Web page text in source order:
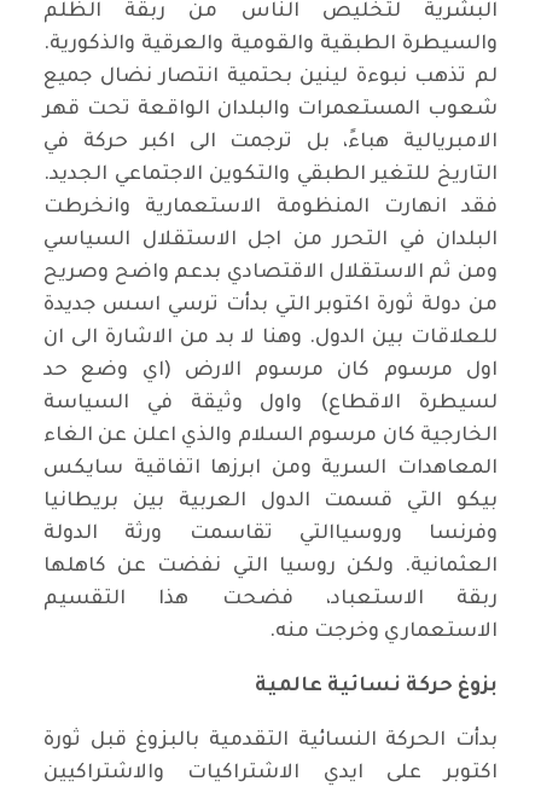
البشرية لتخليص الناس من ربقة الظلم
والسيطرة الطبقية والقومية والعرقية والذكورية.
لم تذهب نبوءة لينين بحتمية انتصار نضال جميع
شعوب المستعمرات والبلدان الواقعة تحت قهر
الامبريالية هباءً، بل ترجمت الى اكبر حركة في
التاريخ للتغير الطبقي والتكوين الاجتماعي الجديد.
فقد انهارت المنظومة الاستعمارية وانخرطت
البلدان في التحرر من اجل الاستقلال السياسي
ومن ثم الاستقلال الاقتصادي بدعم واضح وصريح
من دولة ثورة اكتوبر التي بدأت ترسي اسس جديدة
للعلاقات بين الدول. وهنا لا بد من الاشارة الى ان
اول مرسوم كان مرسوم الارض (اي وضع حد
لسيطرة الاقطاع) واول وثيقة في السياسة
الخارجية كان مرسوم السلام والذي اعلن عن الغاء
المعاهدات السرية ومن ابرزها اتفاقية سايكس
بيكو التي قسمت الدول العربية بين بريطانيا
وفرنسا وروسياالتي تقاسمت ورثة الدولة
العثمانية. ولكن روسيا التي نفضت عن كاهلها
ربقة الاستعباد، فضحت هذا التقسيم
الاستعماري وخرجت منه.
بزوغ حركة نسائية عالمية
بدأت الحركة النسائية التقدمية بالبزوغ قبل ثورة
اكتوبر على ايدي الاشتراكيات والاشتراكيين